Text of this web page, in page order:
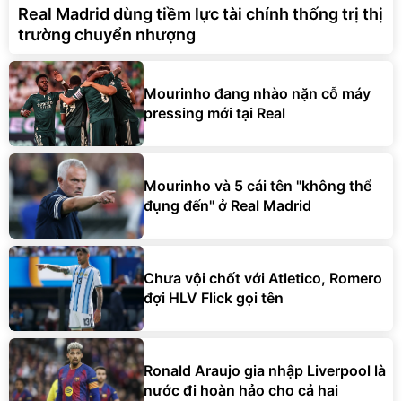
Real Madrid dùng tiềm lực tài chính thống trị thị
trường chuyển nhượng
Mourinho đang nhào nặn cỗ máy
pressing mới tại Real
Mourinho và 5 cái tên "không thể
đụng đến" ở Real Madrid
Chưa vội chốt với Atletico, Romero
đợi HLV Flick gọi tên
Ronald Araujo gia nhập Liverpool là
nước đi hoàn hảo cho cả hai